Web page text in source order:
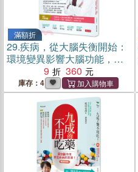
滿額折
29.疾病，從大腦失衡開始：
環境變異影響大腦功能，造
成文明病、慢性病、癌症人
口遽增【暢銷增訂版】
9 360
庫存：4